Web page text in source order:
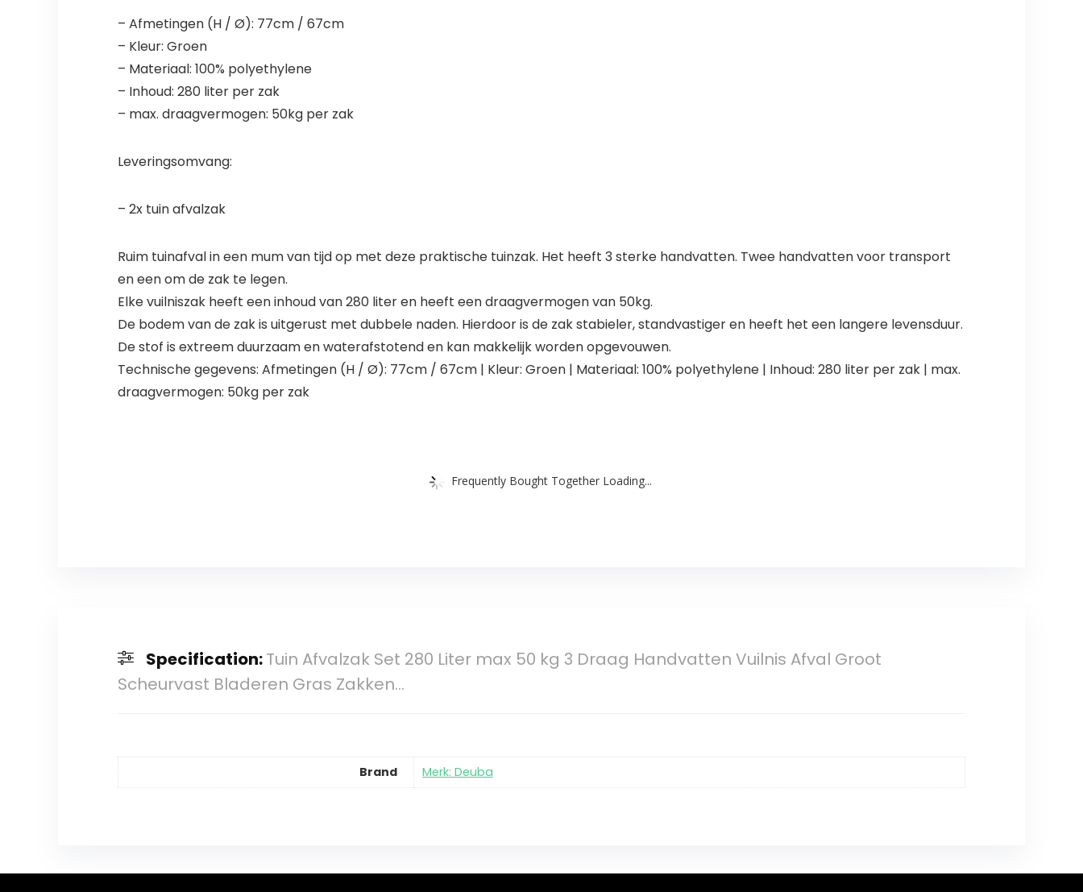
– Afmetingen (H / Ø): 77cm / 67cm
– Kleur: Groen
– Materiaal: 100% polyethylene
– Inhoud: 280 liter per zak
– max. draagvermogen: 50kg per zak
Leveringsomvang:
– 2x tuin afvalzak
Ruim tuinafval in een mum van tijd op met deze praktische tuinzak. Het heeft 3 sterke handvatten. Twee handvatten voor transport
en een om de zak te legen.
Elke vuilniszak heeft een inhoud van 280 liter en heeft een draagvermogen van 50kg.
De bodem van de zak is uitgerust met dubbele naden. Hierdoor is de zak stabieler, standvastiger en heeft het een langere levensduur.
De stof is extreem duurzaam en waterafstotend en kan makkelijk worden opgevouwen.
Technische gegevens: Afmetingen (H / Ø): 77cm / 67cm | Kleur: Groen | Materiaal: 100% polyethylene | Inhoud: 280 liter per zak | max.
draagvermogen: 50kg per zak
Frequently Bought Together Loading...
Specification:Tuin Afvalzak Set 280 Liter max 50 kg 3 Draag Handvatten Vuilnis Afval Groot
Scheurvast Bladeren Gras Zakken…
Brand Merk: Deuba